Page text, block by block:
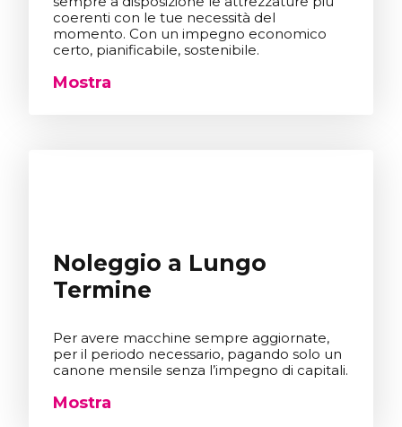
coerenti con le tue necessità del
momento. Con un impegno economico
certo, pianificabile, sostenibile.
Mostra
Noleggio a Lungo
Termine
Per avere macchine sempre aggiornate,
per il periodo necessario, pagando solo un
canone mensile senza l’impegno di capitali.
Mostra